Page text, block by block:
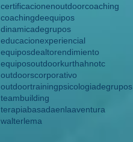
certificacionenoutdoorcoaching
coachingdeequipos
dinamicadegrupos
educacionexperiencial
equiposdealtorendimiento
equiposoutdoorkurthahnotc
outdoorscorporativo
outdoortrainingpsicologiadegrupos
teambuilding
terapiabasadaenlaaventura
walterlema